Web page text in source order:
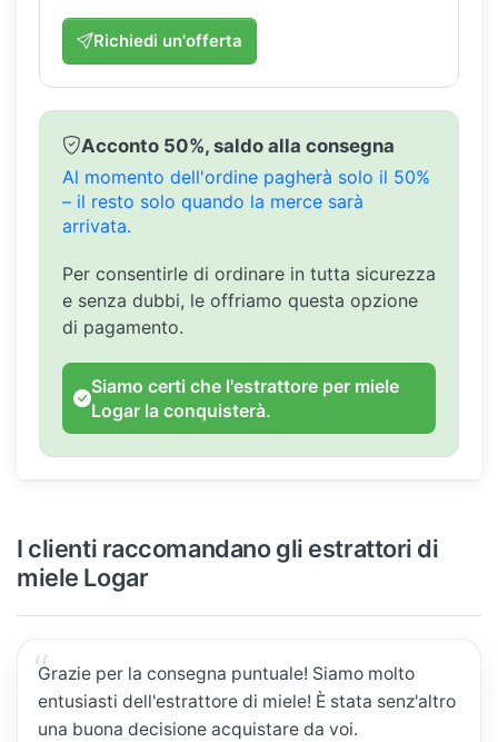
Richiedi un'offerta
Acconto 50%, saldo alla consegna
Al momento dell'ordine pagherà solo il 50%
– il resto solo quando la merce sarà
arrivata.
Per consentirle di ordinare in tutta sicurezza
e senza dubbi, le offriamo questa opzione
di pagamento.
Siamo certi che l'estrattore per miele
Logar la conquisterà.
I clienti raccomandano gli estrattori di
miele Logar
Grazie per la consegna puntuale! Siamo molto
entusiasti dell'estrattore di miele! È stata senz'altro
una buona decisione acquistare da voi.